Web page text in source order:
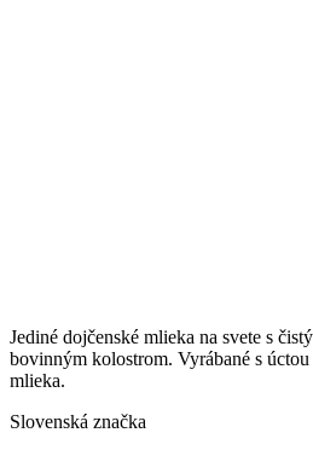
Jediné dojčenské mlieka na svete s
bovinným kolostrom. Vyrábané s
mlieka.
Slovenská značka